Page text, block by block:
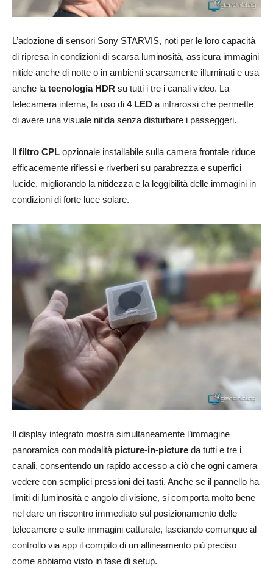
L’adozione di sensori Sony STARVIS, noti per le loro capacità
di ripresa in condizioni di scarsa luminosità, assicura immagini
nitide anche di notte o in ambienti scarsamente illuminati e usa
anche latecnologia HDR su tutti i tre i canali video. La
telecamera interna, fa uso di 4 LED a infrarossi che permette
di avere una visuale nitida senza disturbare i passeggeri.
filtro CPL opzionale installabile sulla camera frontale riduce
efficacemente riflessi e riverberi su parabrezza e superfici
lucide, migliorando la nitidezza e la leggibilità delle immagini in
condizioni di forte luce solare.
Il display integrato mostra simultaneamente l’immagine
panoramica con modalità picture-in-picture da tutti e tre i
canali, consentendo un rapido accesso a ciò che ogni camera
vedere con semplici pressioni dei tasti. Anche se il pannello ha
limiti di luminosità e angolo di visione, si comporta molto bene
nel dare un riscontro immediato sul posizionamento delle
telecamere e sulle immagini catturate, lasciando comunque al
controllo via app il compito di un allineamento più preciso
come abbiamo visto in fase di setup.